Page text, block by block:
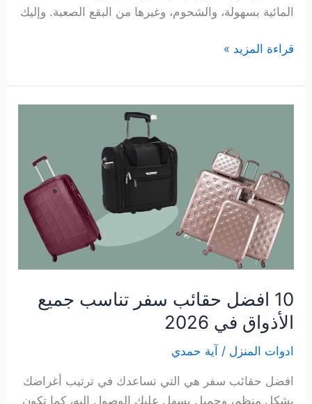
المائية بسهولة، والشحوم، وغيرها من البقع الصعبة. وإليك
6
منظف
وملمع
قراءة المزيد »
10 افضل حقائب سفر تناسب جميع
الأذواق في 2026
ادوات المنزل / آية حمدي
افضل حقائب سفر هي التي تساعدك في ترتيب أغراضك
بشكل منظم، وجميل يسهل عليك الوصول إليه، كما تكون